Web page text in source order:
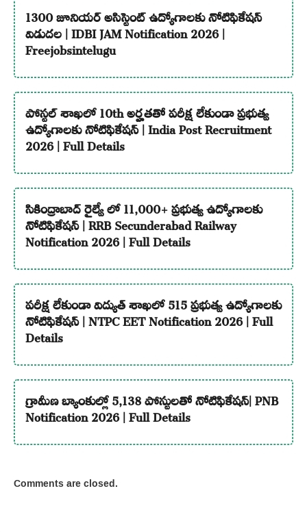
1300 జూనియర్ అసిస్టెంట్ ఉద్యోగాలకు నోటిఫికేషన్
విడుదల | IDBI JAM Notification 2026 |
Freejobsintelugu
పోస్టల్ శాఖలో 10th అర్హతతో పరీక్ష లేకుండా ప్రభుత్వ
ఉద్యోగాలకు నోటిఫికేషన్ | India Post Recruitment
2026 | Full Details
సికింద్రాబాద్ రైల్వే లో 11,000+ ప్రభుత్వ ఉద్యోగాలకు
నోటిఫికేషన్ | RRB Secunderabad Railway
Notification 2026 | Full Details
పరీక్ష లేకుండా విద్యుత్ శాఖలో 515 ప్రభుత్వ ఉద్యోగాలకు
నోటిఫికేషన్ | NTPC EET Notification 2026 | Full
Details
గ్రామీణ బ్యాంకుల్లో 5,138 పోస్టులతో నోటిఫికేషన్| PNB
Notification 2026 | Full Details
Comments are closed.